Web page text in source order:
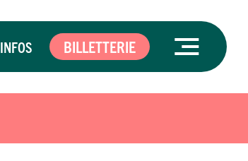
INFOS BILLETTERIE